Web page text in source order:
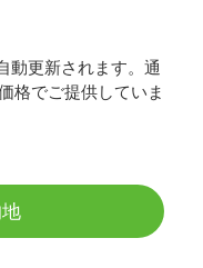
動更新されます。通
格でご提供していま